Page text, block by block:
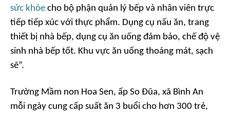
sức khỏe cho bộ phận quản lý bếp và nhân viên trực
tiếp tiếp xúc với thực phẩm. Dụng cụ nấu ăn, trang
thiết bị nhà bếp, dụng cụ ăn uống đảm bảo, chế độ vệ
sinh nhà bếp tốt. Khu vực ăn uống thoáng mát, sạch
sẽ”.
Trường Mầm non Hoa Sen, ấp So Đũa, xã Bình An
mỗi ngày cung cấp suất ăn 3 buổi cho hơn 300 trẻ,